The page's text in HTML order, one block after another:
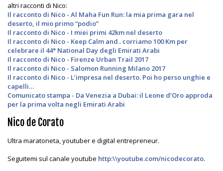
altri racconti di Nico:
Il racconto di Nico - Al Maha Fun Run: la mia prima gara nel
deserto, il mio primo “podio”
Il racconto di Nico - I miei primi 42km nel deserto
Il racconto di Nico - Keep Calm and.. corriamo 100 Km per
celebrare il 44° National Day degli Emirati Arabi
Il racconto di Nico - Firenze Urban Trail 2017
Il racconto di Nico - Salomon Running Milano 2017
Il racconto di Nico - L’impresa nel deserto. Poi ho perso unghie e
capelli…
Comunicato stampa - Da Venezia a Dubai: il Leone d’Oro approda
per la prima volta negli Emirati Arabi
Nico de Corato
Ultra maratoneta, youtuber e digital entrepreneur.
Seguitemi sul canale youtube http:\\youtube.com/nicodecorato.